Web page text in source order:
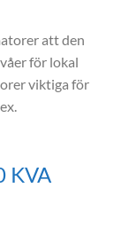
att den
för lokal
viktiga för
KVA